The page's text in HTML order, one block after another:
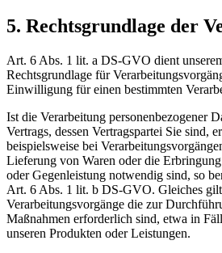
5. Rechtsgrundlage der
Art. 6 Abs. 1 lit. a DS-GVO dient
Rechtsgrundlage für
Einwilligung für einen bestimmten
Ist die Verarbeitung personenbezogener
Vertrags, dessen Vertragspartei Sie sind,
beispielsweise bei
Lieferung von Waren oder die
oder Gegenleistung notwendig sind, so
Art. 6 Abs. 1 lit. b DS-GVO. Gleiches
Verarbeitungsvorgänge die zur
Maßnahmen erforderlich sind, etwa in
unseren Produkten oder Leistungen.